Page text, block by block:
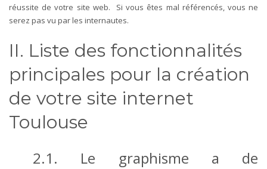
réussite de votre site web. Si vous êtes mal référencés, vous ne
serez pas vu par les internautes.
II. Liste des fonctionnalités
principales pour la création
de votre site internet
Toulouse
2.1. Le graphisme a de